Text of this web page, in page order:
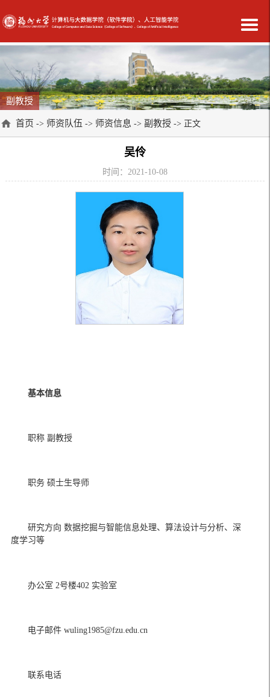
副教授
首页 -> 师资队伍 -> 师资信息 -> 副教授 -> 正文
吴伶
时间：2021-10-08
基本信息
职称 副教授
职务 硕士生导师
研究方向 数据挖掘与智能信息处理、算法设计与分析、深
度学习等
办公室 2号楼402 实验室
电子邮件 wuling1985@fzu.edu.cn
联系电话